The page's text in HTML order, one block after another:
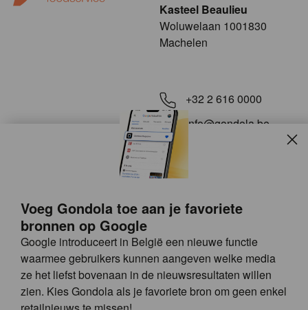
Voeg Gondola toe aan je favoriete
bronnen op Google
Google introduceert in België een nieuwe functie
waarmee gebruikers kunnen aangeven welke media
ze het liefst bovenaan in de nieuwsresultaten willen
zien. Kies Gondola als je favoriete bron om geen enkel
Kasteel Beaulieu
​​​Woluwelaan 1001830
Machelen
+32 2 616 0000
info@gondola.be
Volg ons op
© GONDOLA GROUP
FAQ